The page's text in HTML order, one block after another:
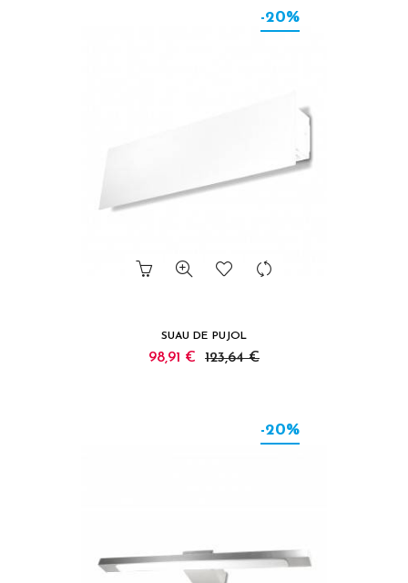
-20%
SUAU DE PUJOL
98,91 € 123,64 €
-20%